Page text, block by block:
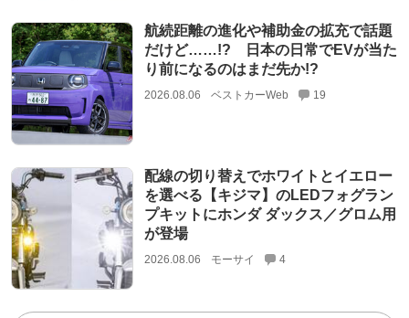
航続距離の進化や補助金の拡充で話題
だけど……!? 日本の日常でEVが当た
り前になるのはまだ先か!?
2026.08.06 ベストカーWeb 19
配線の切り替えでホワイトとイエロー
を選べる【キジマ】のLEDフォグラン
プキットにホンダ ダックス／グロム用
が登場
2026.08.06 モーサイ 4